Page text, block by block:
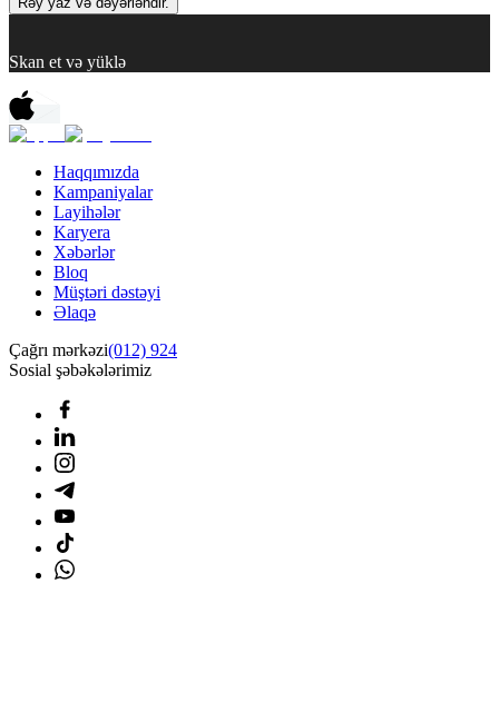
Skan et və yüklə
Haqqımızda
Kampaniyalar
Layihələr
Karyera
Xəbərlər
Bloq
Müştəri dəstəyi
Əlaqə
Çağrı mərkəzi(012) 924
Sosial şəbəkələrimiz